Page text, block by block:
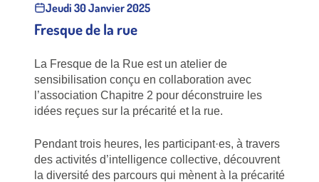
Jeudi 30 Janvier 2025
Fresque de la rue
La Fresque de la Rue est un atelier de
sensibilisation conçu en collaboration avec
l’association Chapitre 2 pour déconstruire les
idées reçues sur la précarité et la rue.
Pendant trois heures, les participant·es, à travers
des activités d’intelligence collective, découvrent
la diversité des parcours qui mènent à la précarité